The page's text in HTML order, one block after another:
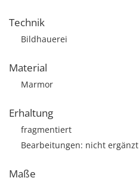
Technik
Bildhauerei
Material
Marmor
Erhaltung
fragmentiert
Bearbeitungen: nicht ergänzt
Maße